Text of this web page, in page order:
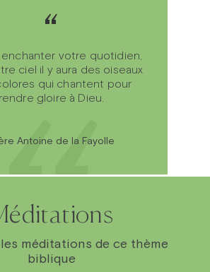
“
enchanter votre quotidien,
ciel il y aura des oiseaux
qui chantent pour
rendre gloire à Dieu.
Antoine de la Fayolle
méditations de ce thème
biblique